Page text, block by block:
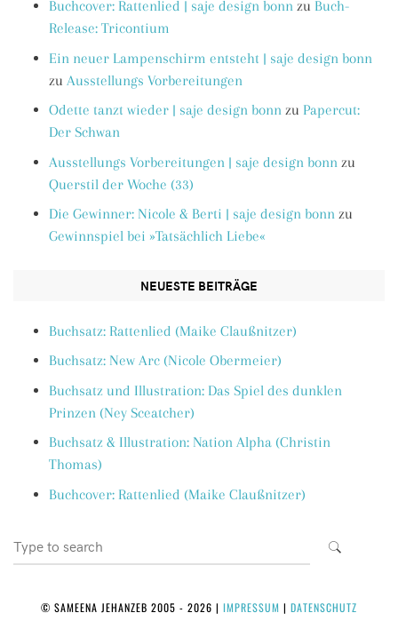
Buchcover: Rattenlied | saje design bonn zu Buch-
Release: Tricontium
Ein neuer Lampenschirm entsteht | saje design bonn
zu Ausstellungs Vorbereitungen
Odette tanzt wieder | saje design bonn zu Papercut:
Der Schwan
Ausstellungs Vorbereitungen | saje design bonn zu
Querstil der Woche (33)
Die Gewinner: Nicole & Berti | saje design bonn zu
Gewinnspiel bei »Tatsächlich Liebe«
NEUESTE BEITRÄGE
Buchsatz: Rattenlied (Maike Claußnitzer)
Buchsatz: New Arc (Nicole Obermeier)
Buchsatz und Illustration: Das Spiel des dunklen
Prinzen (Ney Sceatcher)
Buchsatz & Illustration: Nation Alpha (Christin
Thomas)
Buchcover: Rattenlied (Maike Claußnitzer)
Search
for:
SEARCH
© SAMEENA JEHANZEB 2005 - 2026 | IMPRESSUM | DATENSCHUTZ